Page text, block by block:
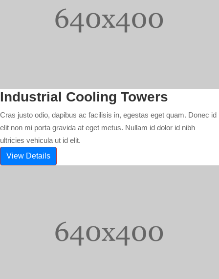
Industrial Cooling Towers
Cras justo odio, dapibus ac facilisis in, egestas eget quam. Donec id
elit non mi porta gravida at eget metus. Nullam id dolor id nibh
ultricies vehicula ut id elit.
View Details